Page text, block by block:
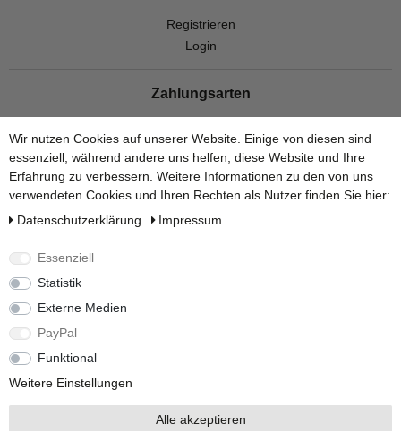
Registrieren
Login
Zahlungsarten
Versandarten
Wir nutzen Cookies auf unserer Website. Einige von diesen sind
essenziell, während andere uns helfen, diese Website und Ihre
Erfahrung zu verbessern. Weitere Informationen zu den von uns
verwendeten Cookies und Ihren Rechten als Nutzer finden Sie hier:
Daten­schutz­erklärung
Impressum
Essenziell
Statistik
Externe Medien
PayPal
Funktional
Weitere Einstellungen
Alle akzeptieren